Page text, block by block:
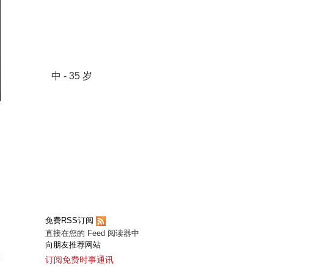
中 - 35 岁
免费RSS订阅
直接在您的 Feed 阅读器中
向朋友推荐网站
订阅免费时事通讯